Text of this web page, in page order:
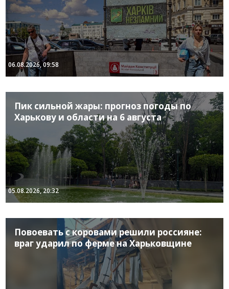
06.08.2026, 09:58
Пик сильной жары: прогноз погоды по
Харькову и области на 6 августа
05.08.2026, 20:32
Повоевать с коровами решили россияне:
враг ударил по ферме на Харьковщине